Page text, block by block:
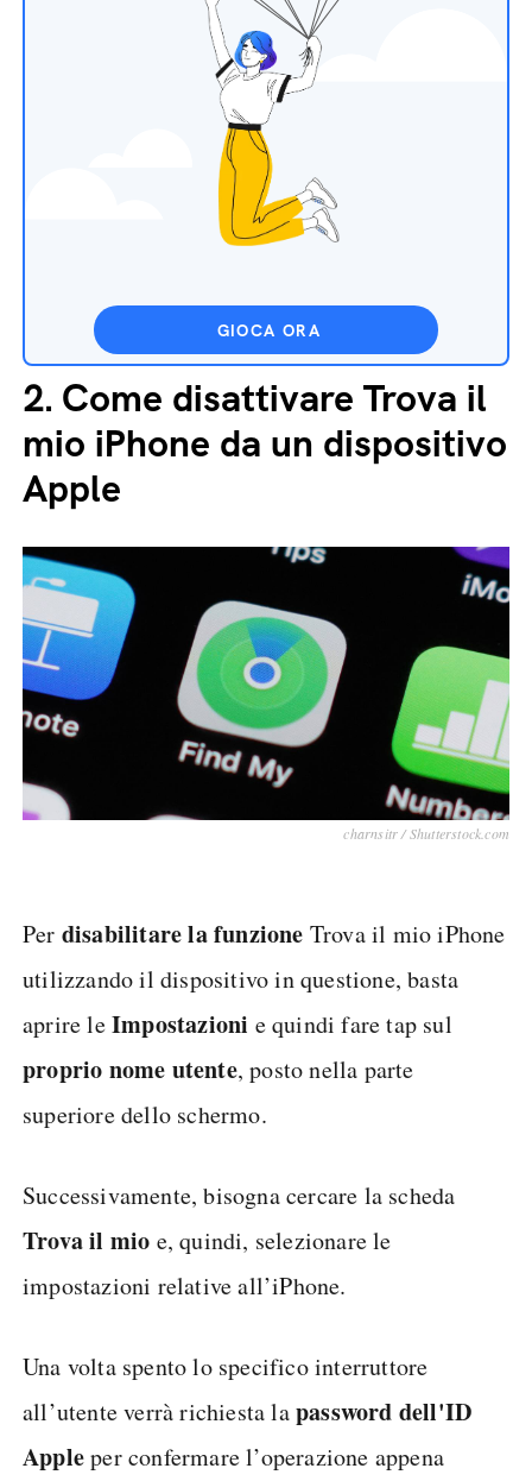
GIOCA ORA
2. Come disattivare Trova il
mio iPhone da un dispositivo
Apple
charnsitr / Shutterstock.com
Per disabilitare la funzione Trova il mio iPhone
utilizzando il dispositivo in questione, basta
aprire leImpostazioni e quindi fare tap sul
proprio nome utente, posto nella parte
superiore dello schermo.
Successivamente, bisogna cercare la scheda
Trova il mio e, quindi, selezionare le
impostazioni relative all’iPhone.
Una volta spento lo specifico interruttore
all’utente verrà richiesta lapassword dell'ID
Appleper confermare l’operazione appena